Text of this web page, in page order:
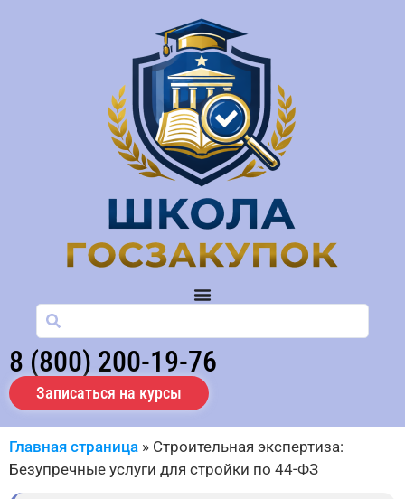
8 (800) 200-19-76
Записаться на курсы
Главная страница » Строительная экспертиза:
Безупречные услуги для стройки по 44-ФЗ